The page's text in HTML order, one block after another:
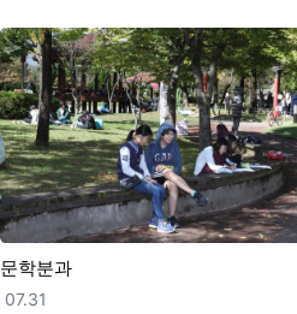
문학분과
등록일
07.31